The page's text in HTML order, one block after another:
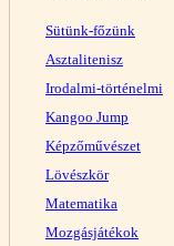
Sütünk-főzünk
Asztalitenisz
Irodalmi-történelmi
Kangoo Jump
Képzőművészet
Lövészkör
Matematika
Mozgásjátékok